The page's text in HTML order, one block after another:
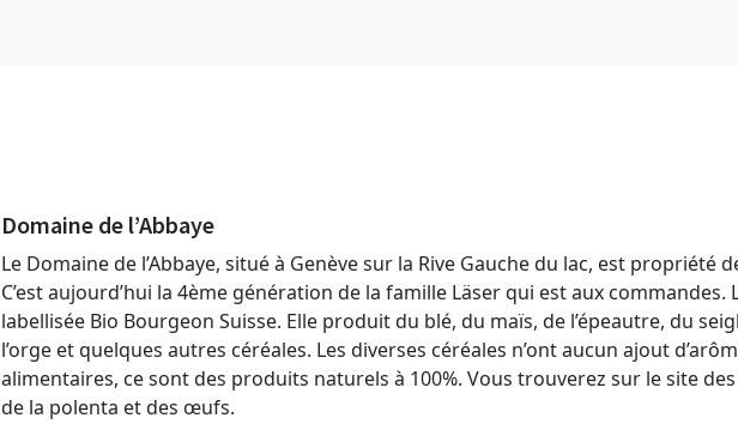
Domaine de l’Abbaye
Le Domaine de l’Abbaye, situé à Genève sur la Rive Gauche du lac, est propriété
C’est aujourd’hui la 4ème génération de la famille Läser qui est aux commandes.
labellisée Bio Bourgeon Suisse. Elle produit du blé, du maïs, de l’épeautre, du
l’orge et quelques autres céréales. Les diverses céréales n’ont aucun ajout
alimentaires, ce sont des produits naturels à 100%. Vous trouverez sur le site
de la polenta et des œufs.